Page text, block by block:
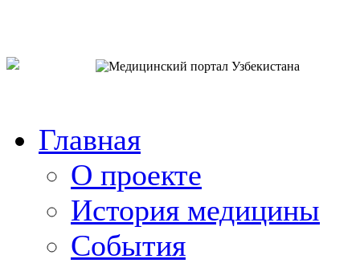
Главная
О проекте
История медицины
События